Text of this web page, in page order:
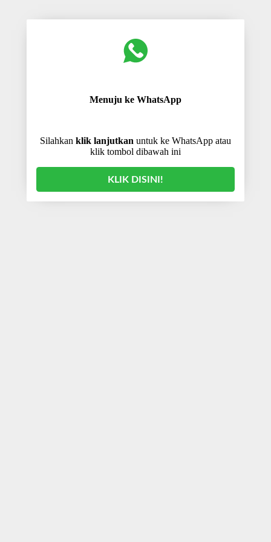
Menuju ke WhatsApp
Silahkan klik lanjutkan untuk ke WhatsApp atau
klik tombol dibawah ini
KLIK DISINI!